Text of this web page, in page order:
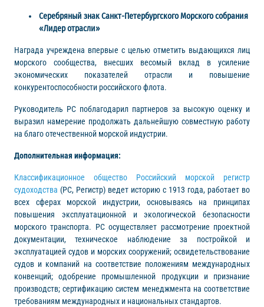
Серебряный знак Санкт-Петербургского Морского собрания
«Лидер отрасли»
Награда учреждена впервые с целью отметить выдающихся лиц
морского сообщества, внесших весомый вклад в усиление
экономических показателей отрасли и повышение
конкурентоспособности российского флота.
Руководитель РС поблагодарил партнеров за высокую оценку и
выразил намерение продолжать дальнейшую совместную работу
на благо отечественной морской индустрии.
Дополнительная информация:
Классификационное общество Российский морской регистр
судоходства (РС, Регистр) ведет историю с 1913 года, работает во
всех сферах морской индустрии, основываясь на принципах
повышения эксплуатационной и экологической безопасности
морского транспорта. РС осуществляет рассмотрение проектной
документации, техническое наблюдение за постройкой и
эксплуатацией судов и морских сооружений; освидетельствование
судов и компаний на соответствие положениям международных
конвенций; одобрение промышленной продукции и признание
производств; сертификацию систем менеджмента на соответствие
требованиям международных и национальных стандартов.